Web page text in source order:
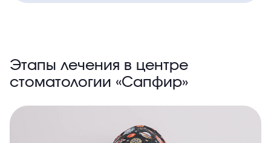
Этапы лечения в центре
стоматологии «Сапфир»